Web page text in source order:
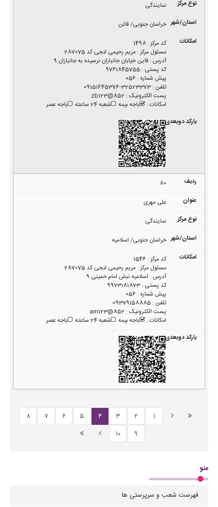
نمایندگی
خراسان جنوبی/ قائن
کد مرکز:
1498
مسئول مرکز:مریم رحیمی لنجی کد 287075
آدرس:قاین خیابان جانبازان نرسیده به جانبازان 9
کد پستی :
9761845755
پیش شماره :
056
تلفن :
32523373-09151645376
پست الکترونیک:
852@zb123
امکانات: باجه بیمه شعبه 24 ساعته باجه عصر
80
علی مهری
نمایندگی
خراسان جنوبی/ اسلامیه
کد مرکز:
1546
مسئول مرکز:مریم رحیمی لنجی کد 287075
آدرس: اسلامیه نبش امام خمینی 9
کد پستی :
9973181873
پیش شماره :
056
تلفن :
09379158885
پست الکترونیک:
852@am123
امکانات: باجه بیمه شعبه 24 ساعته باجه عصر
۱ ۲ ۳ ۴ ۵ ۶ ۷
۸
۹
۱۰
منو
فهرست شعب و سرپرستی ها